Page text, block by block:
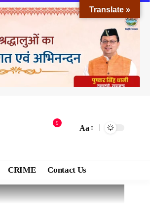
9
Aa
CRIME Contact Us
Translate »